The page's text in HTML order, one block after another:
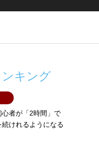
キング
心者が「2時間」で
続けれるようになる